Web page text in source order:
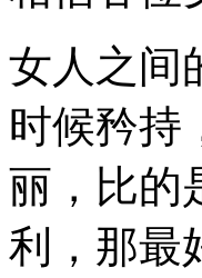
女人之间
时候矜持
丽，比的
利，那最